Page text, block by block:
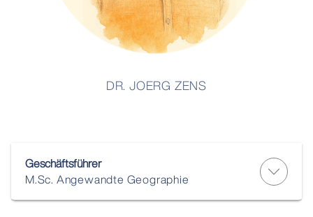
DR. JOERG ZENS
Geschäftsführer
M.Sc. Angewandte Geographie